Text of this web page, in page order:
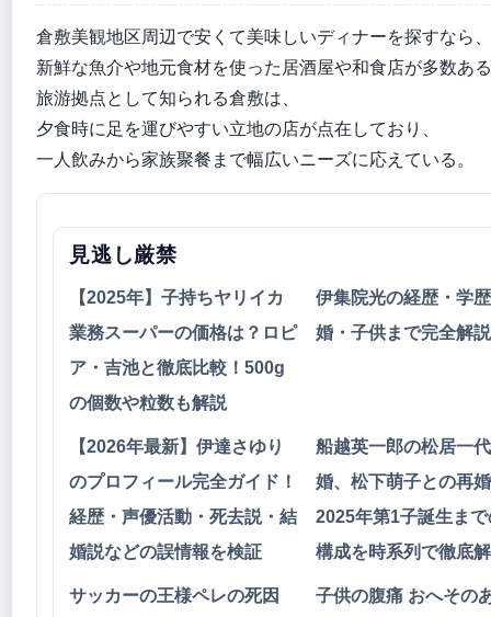
倉敷美観地区周辺で安くて美味しいディナーを探すなら、
新鮮な魚介や地元食材を使った居酒屋や和食店が多数あ
旅游拠点として知られる倉敷は、
夕食時に足を運びやすい立地の店が点在しており、
一人飲みから家族聚餐まで幅広いニーズに応えている。
見逃し厳禁
【2025年】子持ちヤリイカ
業務スーパーの価格は？ロピ
ア・吉池と徹底比較！500g
の個数や粒数も解説
伊集院光の経歴・学
婚・子供まで完全解説
【2026年最新】伊達さゆり
のプロフィール完全ガイド！
経歴・声優活動・死去説・結
婚説などの誤情報を検証
船越英一郎の松居一
婚、松下萌子との再
2025年第1子誕生ま
構成を時系列で徹底
サッカーの王様ペレの死因
子供の腹痛 おへその